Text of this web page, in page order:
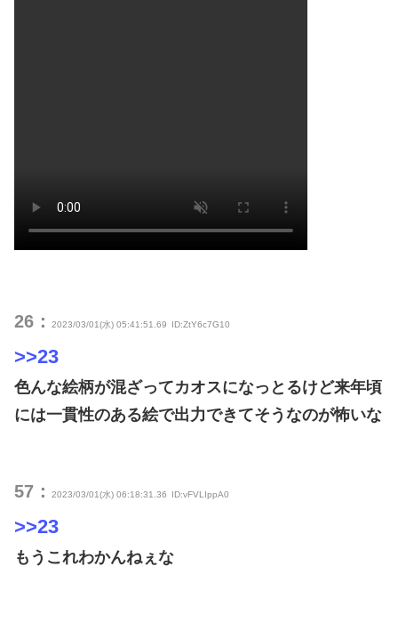
26： 2023/03/01(水) 05:41:51.69 ID:ZtY6c7G10
>>23
色んな絵柄が混ざってカオスになっとるけど来年頃
には一貫性のある絵で出力できてそうなのが怖いな
57： 2023/03/01(水) 06:18:31.36 ID:vFVLIppA0
>>23
もうこれわかんねぇな